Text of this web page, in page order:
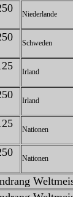
Niederlande
Schweden
Irland
Irland
Nationen
Nationen